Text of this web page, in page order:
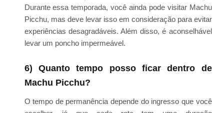
Durante essa temporada, você ainda pode visitar Machu
Picchu, mas deve levar isso em consideração para evitar
experiências desagradáveis. Além disso, é aconselhável
levar um poncho impermeável.
6) Quanto tempo posso ficar dentro de
Machu Picchu?
O tempo de permanência depende do ingresso que você